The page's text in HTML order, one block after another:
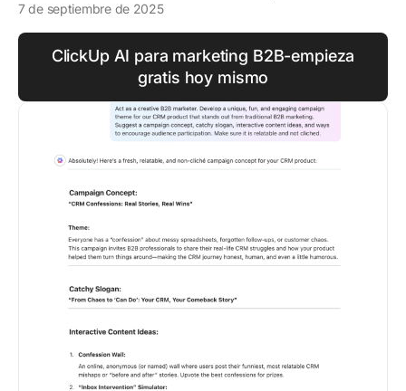
7 de septiembre de 2025
ClickUp AI para marketing B2B-empieza
gratis hoy mismo